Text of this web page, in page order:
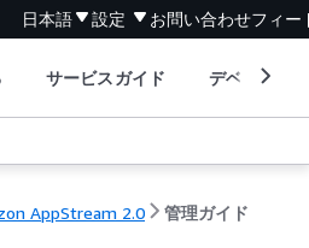
日本語 設定 お問い合わせフィー
サービスガイド デベロッパ
AppStream 2.0 管理ガイド